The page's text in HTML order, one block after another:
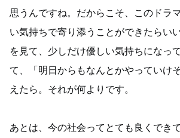
思うんですね。だからこそ、このドラ
い気持ちで寄り添うことができたらい
を見て、少しだけ優しい気持ちになっ
て、「明日からもなんとかやっていけ
えたら。それが何よりです。
あとは、今の社会ってとても良くでき